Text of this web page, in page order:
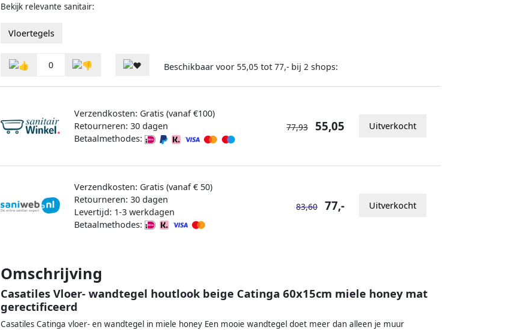
Bekijk relevante sanitair:
Vloertegels
0 Beschikbaar voor 55,05 tot 77,- bij 2 shops:
Verzendkosten: Gratis (vanaf €100)
Retourneren: 30 dagen
Betaalmethodes:
77,93 55,05 Uitverkocht
Verzendkosten: Gratis (vanaf € 50)
Retourneren: 30 dagen
Levertijd: 1-3 werkdagen
Betaalmethodes:
83,60 77,- Uitverkocht
Omschrijving
Casatiles Vloer- wandtegel houtlook beige Catinga 60x15cm miele honey mat
gerectificeerd
Casatiles Catinga vloer- en wandtegel in miele honey Een mooie wandtegel doet meer dan alleen je muur